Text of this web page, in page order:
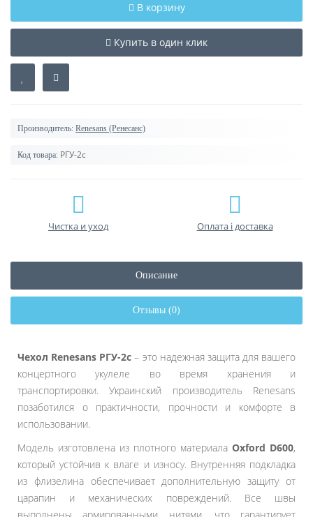
В корзину
Купить в один клик
Производитель: Renesans (Ренесанс)
Код товара: РГУ-2с
Чистка и уход Оплата і доставка
Описание
Отзывы (0)
Чехол Renesans РГУ-2с – это надежная защита для вашего
концертного укулеле во время хранения и
транспортировки. Украинский производитель Renesans
позаботился о практичности, прочности и комфорте в
использовании.
Модель изготовлена ​​из плотного материала Oxford D600,
который устойчив к влаге и износу. Внутренняя подкладка
из флизелина обеспечивает дополнительную защиту от
царапин и механических повреждений. Все швы